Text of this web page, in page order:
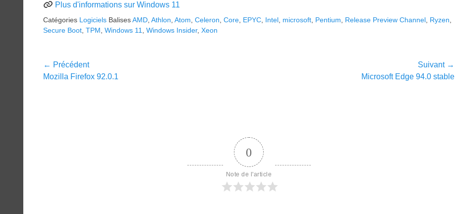
Plus d'informations sur Windows 11
Catégories Logiciels BalisesAMD Athlon Atom Celeron Core EPYC Intel microsoft Pentium Release Preview Channel Ryzen
Secure Boot TPM Windows 11 Windows Insider, Xeon
Navigation
← Précédent
Article
Mozilla Firefox 92.0.1
Suivant →
Microsoft Edge 94.0 stable
0
Note de l'article